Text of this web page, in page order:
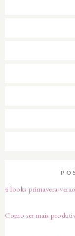
4 looks primavera-
Como ser mais